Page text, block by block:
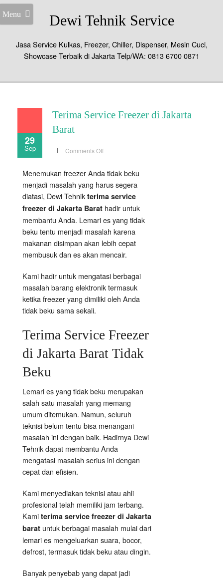
Menu Dewi Tehnik Service
Jasa Service Kulkas, Freezer, Chiller, Dispenser, Mesin Cuci,
Showcase Terbaik di Jakarta Telp/WA: 0813 6700 0871
29
Sep
Terima Service Freezer di Jakarta
Barat
Comments Offon
di
Barat
Menemukan freezer Anda tidak beku
menjadi masalah yang harus segera
diatasi, Dewi Tehnik terima service
freezer di Jakarta Barat hadir untuk
membantu Anda. Lemari es yang tidak
beku tentu menjadi masalah karena
makanan disimpan akan lebih cepat
membusuk dan es akan mencair.
Kami hadir untuk mengatasi berbagai
masalah barang elektronik termasuk
ketika freezer yang dimiliki oleh Anda
tidak beku sama sekali.
Terima Service Freezer
di Jakarta Barat Tidak
Beku
Lemari es yang tidak beku merupakan
salah satu masalah yang memang
umum ditemukan. Namun, seluruh
teknisi belum tentu bisa menangani
masalah ini dengan baik. Hadirnya Dewi
Tehnik dapat membantu Anda
mengatasi masalah serius ini dengan
cepat dan efisien.
Kami menyediakan teknisi atau ahli
profesional telah memiliki jam terbang.
Kami terima service freezer di Jakarta
barat untuk berbagai masalah mulai dari
lemari es mengeluarkan suara, bocor,
defrost, termasuk tidak beku atau dingin.
Banyak penyebab yang dapat jadi